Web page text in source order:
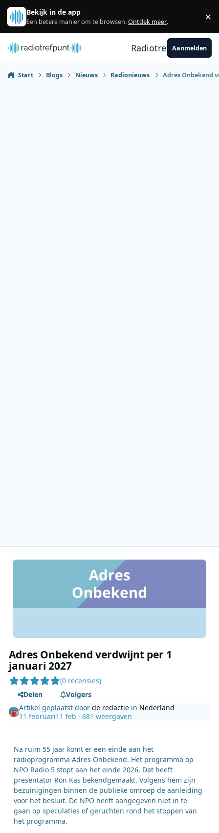
Spring naar bijdragen
Bekijk in de app
Een betere manier om te browsen.Ontdek meer. ×
RadiotrefpuntAanmelden
Start Blogs Nieuws Radionieuws Adres Onbekend
Adres Onbekend verdwijnt per 1
januari 2027
(0 recensies)
Delen
Volgers
Artikel geplaatst doorde redactie in Nederland
11 februari11 feb · 681 weergaven
Na ruim 55 jaar komt er een einde aan het
radioprogramma Adres Onbekend. Het programma op
NPO Radio 5 stopt aan het einde 2026. Dat heeft
presentator Ron Kas bekendgemaakt. Volgens hem zijn
bezuinigingen binnen de publieke omroep de aanleiding
voor het besluit. De NPO heeft aangegeven niet in te
gaan op speculaties of geruchten rond het stoppen van
het programma.